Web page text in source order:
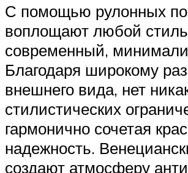
С помощью рулонных
воплощают любой
современный,
Благодаря широкому
внешнего вида, нет
стилистических
гармонично сочетая
надежность.
создают атмосферу